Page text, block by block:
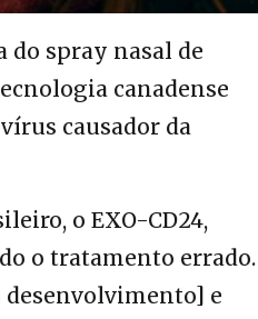
do spray nasal de
canadense
causador da
, o EXO-CD24,
o tratamento errado.
desenvolvimento] e